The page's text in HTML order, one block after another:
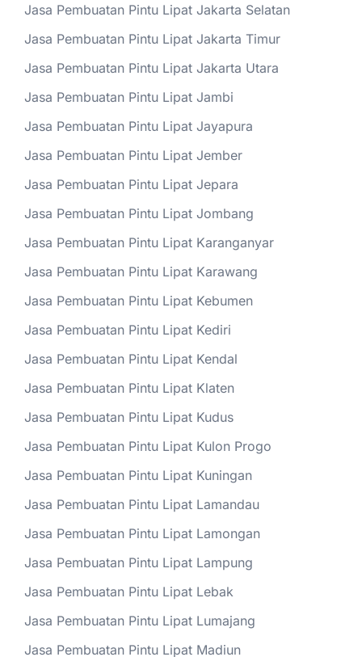
Jasa Pembuatan Pintu Lipat Jakarta Selatan
Jasa Pembuatan Pintu Lipat Jakarta Timur
Jasa Pembuatan Pintu Lipat Jakarta Utara
Jasa Pembuatan Pintu Lipat Jambi
Jasa Pembuatan Pintu Lipat Jayapura
Jasa Pembuatan Pintu Lipat Jember
Jasa Pembuatan Pintu Lipat Jepara
Jasa Pembuatan Pintu Lipat Jombang
Jasa Pembuatan Pintu Lipat Karanganyar
Jasa Pembuatan Pintu Lipat Karawang
Jasa Pembuatan Pintu Lipat Kebumen
Jasa Pembuatan Pintu Lipat Kediri
Jasa Pembuatan Pintu Lipat Kendal
Jasa Pembuatan Pintu Lipat Klaten
Jasa Pembuatan Pintu Lipat Kudus
Jasa Pembuatan Pintu Lipat Kulon Progo
Jasa Pembuatan Pintu Lipat Kuningan
Jasa Pembuatan Pintu Lipat Lamandau
Jasa Pembuatan Pintu Lipat Lamongan
Jasa Pembuatan Pintu Lipat Lampung
Jasa Pembuatan Pintu Lipat Lebak
Jasa Pembuatan Pintu Lipat Lumajang
Jasa Pembuatan Pintu Lipat Madiun